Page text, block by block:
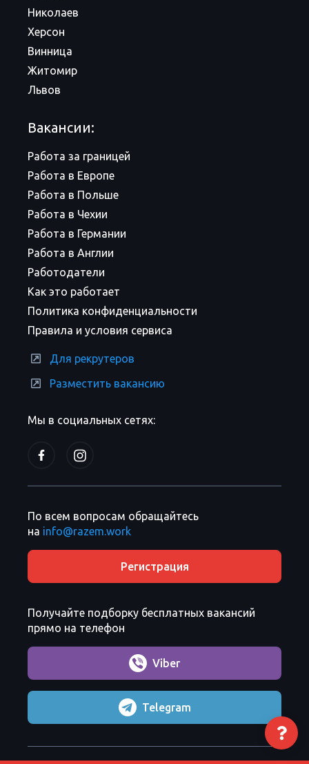
Мы в социальных сетях:
Николаев
Херсон
Винница
Житомир
Львов
Вакансии:
Работа за границей
Работа в Европе
Работа в Польше
Работа в Чехии
Работа в Германии
Работа в Англии
Работодатели
Как это работает
Политика конфиденциальности
Правила и условия сервиса
Для рекрутеров
Разместить вакансию
По всем вопросам обращайтесь
на info@razem.work
Регистрация
Получайте подборку бесплатных вакансий
прямо на телефон
Viber
Telegram